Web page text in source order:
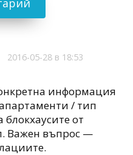
2016-05-28 в 18:53
информация
/ тип
от
Важен въпрос —